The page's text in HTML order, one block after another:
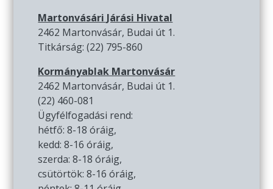
Martonvásári Járási Hivatal
2462 Martonvásár, Budai út 1.
Titkárság: (22) 795-860
Kormányablak Martonvásár
2462 Martonvásár, Budai út 1.
(22) 460-081
Ügyfélfogadási rend:
hétfő: 8-18 óráig,
kedd: 8-16 óráig,
szerda: 8-18 óráig,
csütörtök: 8-16 óráig,